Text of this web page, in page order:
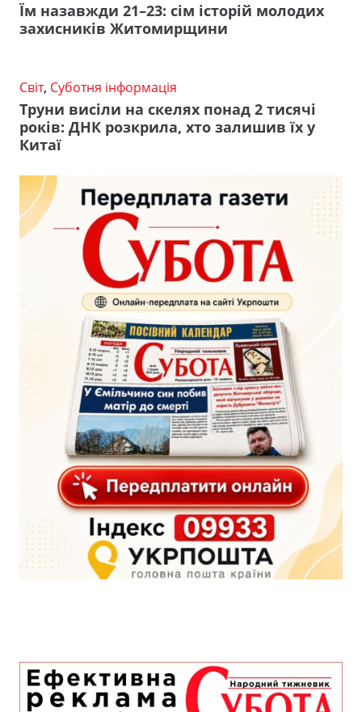
Їм назавжди 21–23: сім історій молодих
захисників Житомирщини
Світ, Суботня інформація
Труни висіли на скелях понад 2 тисячі
років: ДНК розкрила, хто залишив їх у
Китаї